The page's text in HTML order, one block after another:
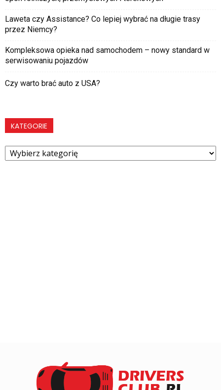
Laweta czy Assistance? Co lepiej wybrać na długie trasy
przez Niemcy?
Kompleksowa opieka nad samochodem – nowy standard w
serwisowaniu pojazdów
Czy warto brać auto z USA?
KATEGORIE
Kategorie